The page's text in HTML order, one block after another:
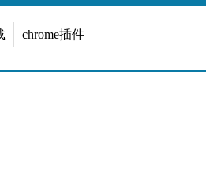
chrome插件